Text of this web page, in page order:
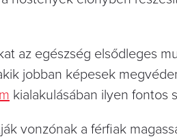
az egészség elsődleges
jobban képesek
kialakulásában ilyen fontos
vonzónak a férfiak